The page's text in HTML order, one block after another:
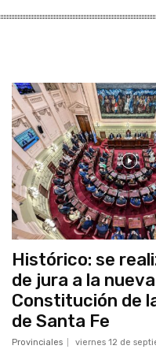
Histórico: se
de jura a la nueva
Constitución de
de Santa Fe
Provinciales viernes 12 de